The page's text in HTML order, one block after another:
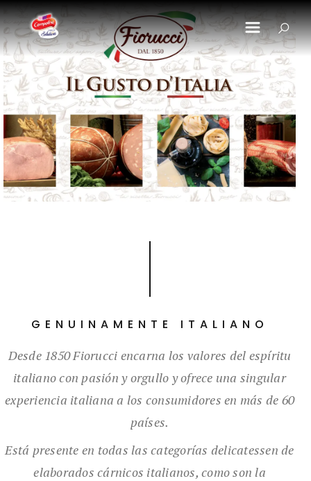
Pasar al contenido principal
GENUINAMENTE ITALIANO
Desde 1850 Fiorucci encarna los valores del espíritu
italiano con pasión y orgullo y ofrece una singular
experiencia italiana a los consumidores en más de 60
países.
Está presente en todas las categorías delicatessen de
elaborados cárnicos italianos, como son la